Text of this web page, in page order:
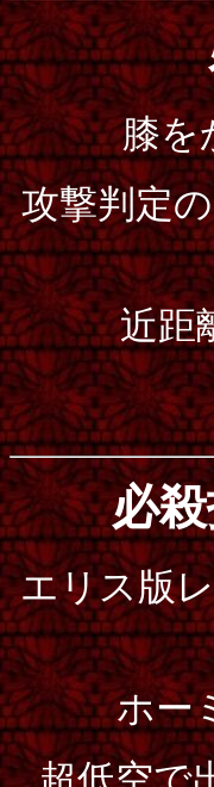
膝を
攻撃判定
近距
必
エリス版
ホー